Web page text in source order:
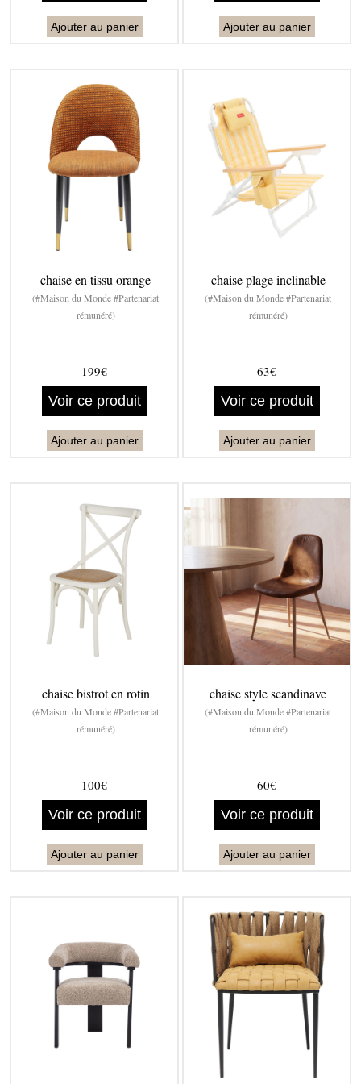
Ajouter au panier Ajouter au panier
chaise en tissu orange
(#Maison du Monde #Partenariat
rémunéré)
199€
Voir ce produit
Ajouter au panier
chaise plage inclinable
(#Maison du Monde #Partenariat
rémunéré)
63€
Voir ce produit
Ajouter au panier
chaise bistrot en rotin
(#Maison du Monde #Partenariat
rémunéré)
100€
Voir ce produit
Ajouter au panier
chaise style scandinave
(#Maison du Monde #Partenariat
rémunéré)
60€
Voir ce produit
Ajouter au panier